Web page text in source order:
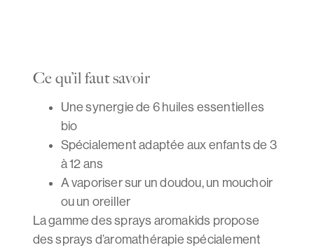
Ce qu’il faut savoir
Une synergie de 6 huiles essentielles
bio
Spécialement adaptée aux enfants de 3
à 12 ans
A vaporiser sur un doudou, un mouchoir
ou un oreiller
La gamme des sprays aromakids propose
des sprays d’aromathérapie spécialement